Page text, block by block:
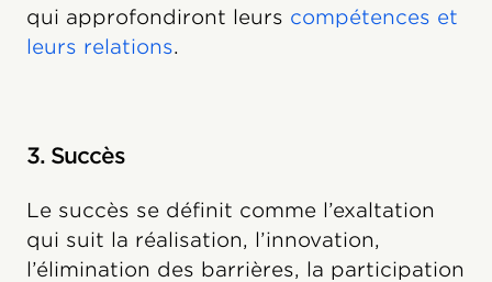
qui approfondiront leurs compétences et
leurs relations.
3. Succès
Le succès se définit comme l’exaltation
qui suit la réalisation, l’innovation,
l’élimination des barrières, la participation